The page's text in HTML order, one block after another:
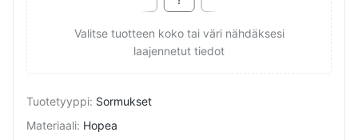
Valitse tuotteen koko tai väri nähdäksesi
laajennetut tiedot
Tuotetyyppi: Sormukset
Materiaali: Hopea